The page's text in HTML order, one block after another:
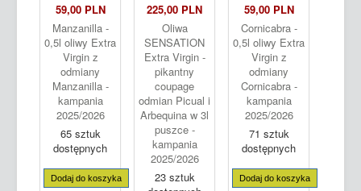
59,00 PLN
Manzanilla -
0,5l oliwy Extra
Virgin z
odmiany
Manzanilla -
kampania
2025/2026
65 sztuk
dostępnych
Dodaj do koszyka
225,00 PLN
Oliwa
SENSATION
Extra Virgin -
pikantny
coupage
odmian Picual i
Arbequina w 3l
puszce -
kampania
2025/2026
23 sztuk
59,00 PLN
Cornicabra -
0,5l oliwy Extra
Virgin z
odmiany
Cornicabra -
kampania
2025/2026
71 sztuk
dostępnych
Dodaj do koszyka